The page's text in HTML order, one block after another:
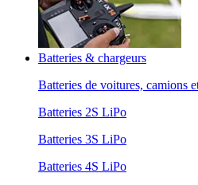
Batteries & chargeurs
Batteries de voitures, camions
Batteries 2S LiPo
Batteries 3S LiPo
Batteries 4S LiPo